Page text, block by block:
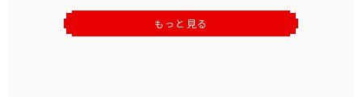
もっと見る